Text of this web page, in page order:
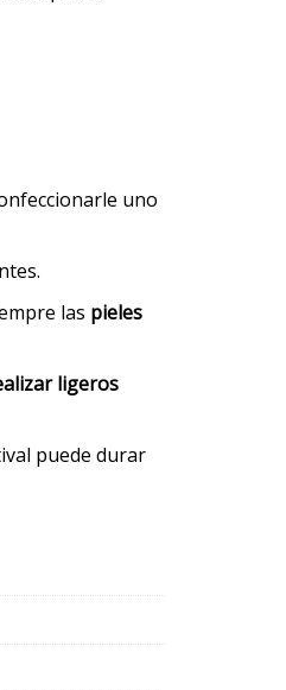
uno
las pieles
ligeros
puede durar